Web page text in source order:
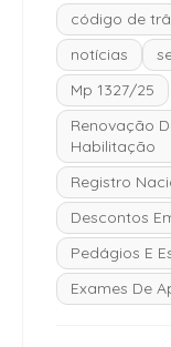
código de
notícias
Mp 1327/25
Renovação
Habilitação
Registro
Descontos
Pedágios E
Exames De